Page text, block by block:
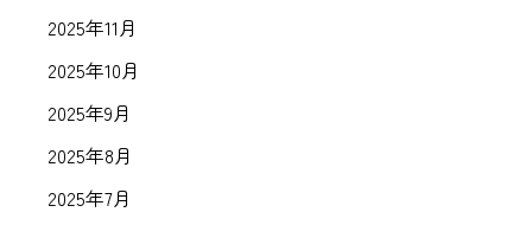
2025年11月
2025年10月
2025年9月
2025年8月
2025年7月